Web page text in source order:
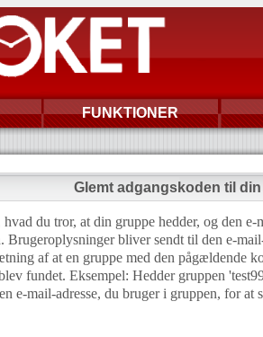
FUNKTIONER
Glemt adgangskoden til
hvad du tror, at din gruppe hedder, og den e-
Brugeroplysninger bliver sendt til den e-
af at en gruppe med den pågældende
fundet. Eksempel: Hedder gruppen
e-mail-adresse, du bruger i gruppen, for at